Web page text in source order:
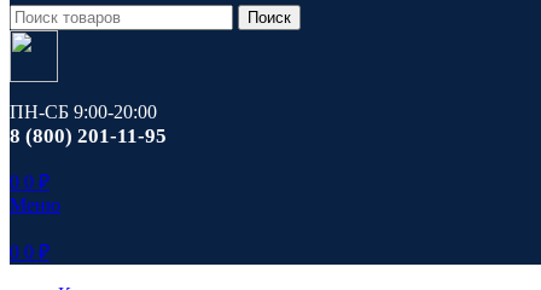
Поиск
ПН-СБ 9:00-20:00
8 (800) 201-11-95
0 0 ₽
Меню
0 0 ₽